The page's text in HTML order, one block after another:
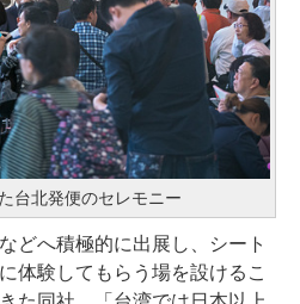
台北発便のセレモニー
どへ積極的に出展し、シート
体験してもらう場を設けるこ